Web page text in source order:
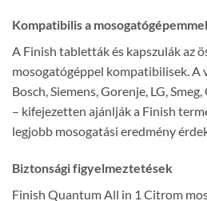
Kompatibilis a
A Finish tabletták és kapszulák az
mosogatógéppel kompatibilisek. A
Bosch, Siemens, Gorenje, LG,
– kifejezetten ajánlják a Finish
legjobb mosogatási eredmény
Biztonsági figyelmeztetések
Finish Quantum All in 1 Citrom